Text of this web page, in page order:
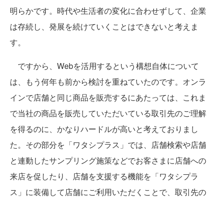
明らかです。時代や生活者の変化に合わせずして、企業
は存続し、発展を続けていくことはできないと考えま
す。
ですから、Webを活用するという構想自体について
は、もう何年も前から検討を重ねていたのです。オンラ
インで店舗と同じ商品を販売するにあたっては、これま
で当社の商品を販売していただいている取引先のご理解
を得るのに、かなりハードルが高いと考えておりまし
た。その部分を「ワタシプラス」では、店舗検索や店舗
と連動したサンプリング施策などでお客さまに店舗への
来店を促したり、店舗を支援する機能を「ワタシプラ
ス」に装備して店舗にご利用いただくことで、取引先の